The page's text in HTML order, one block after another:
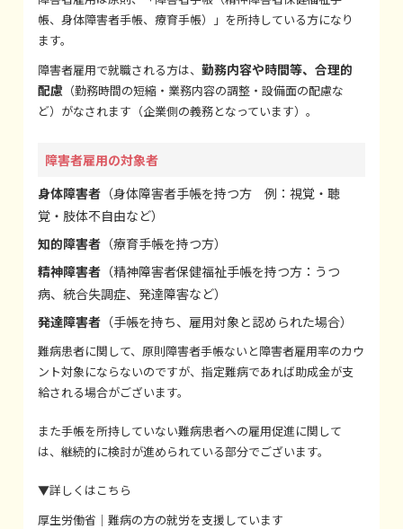
帳、身体障害者手帳、療育手帳）」を所持している方になり
ます。
障害者雇用で就職される方は、勤務内容や時間等、合理的
配慮 （勤務時間の短縮・業務内容の調整・設備面の配慮な
ど）がなされます（企業側の義務となっています）。
障害者雇用の対象者
身体障害者 （身体障害者手帳を持つ方 例：視覚・聴
覚・肢体不自由など）
知的障害者 （療育手帳を持つ方）
精神障害者 （精神障害者保健福祉手帳を持つ方：うつ
病、統合失調症、発達障害など）
発達障害者 （手帳を持ち、雇用対象と認められた場合）
難病患者に関して、原則障害者手帳ないと障害者雇用率のカウ
ント対象にならないのですが、指定難病であれば助成金が支
給される場合がございます。
また手帳を所持していない難病患者への雇用促進に関して
は、継続的に検討が進められている部分でございます。
▼詳しくはこちら
厚生労働省｜難病の方の就労を支援しています